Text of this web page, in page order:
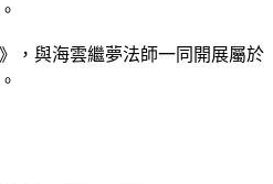
，與海雲繼夢法師一同開展屬於